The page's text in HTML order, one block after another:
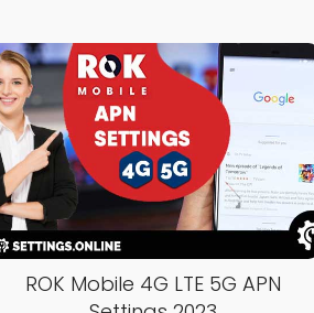
ROK Mobile 4G LTE 5G APN